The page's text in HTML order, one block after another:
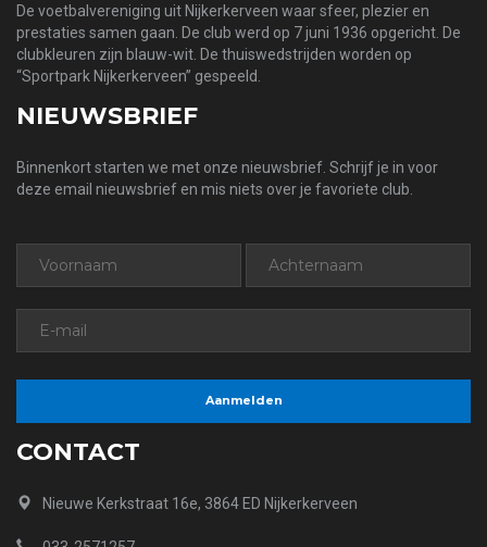
De voetbalvereniging uit Nijkerkerveen waar sfeer, plezier en
prestaties samen gaan. De club werd op 7 juni 1936 opgericht. De
clubkleuren zijn blauw-wit. De thuiswedstrijden worden op
“Sportpark Nijkerkerveen” gespeeld.
NIEUWSBRIEF
Binnenkort starten we met onze nieuwsbrief. Schrijf je in voor
deze email nieuwsbrief en mis niets over je favoriete club.
CONTACT
Nieuwe Kerkstraat 16e, 3864 ED Nijkerkerveen